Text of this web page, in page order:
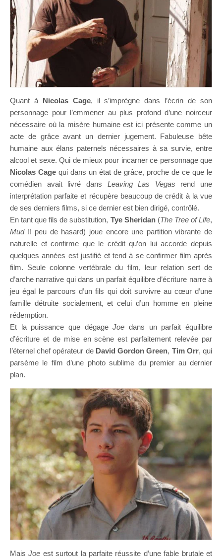
Quant à Nicolas Cage, il s’imprègne dans l’écrin de son
personnage pour l’emmener au plus profond d’une noirceur
nécessaire où la misère humaine est ici présente comme un
acte de grâce avant un dernier jugement. Fabuleuse bête
humaine aux élans paternels nécessaires à sa survie, entre
alcool et sexe. Qui de mieux pour incarner ce personnage que
Nicolas Cage qui dans un état de grâce, proche de ce que le
comédien avait livré dans Leaving Las Vegas rend une
interprétation parfaite et récupère beaucoup de crédit à la vue
de ses derniers films, si ce dernier est bien dirigé, contrôlé.
En tant que fils de substitution, Tye Sheridan(The Tree of Life,
Mud !! peu de hasard) joue encore une partition vibrante de
naturelle et confirme que le crédit qu’on lui accorde depuis
quelques années est justifié et tend à se confirmer film après
film. Seule colonne vertébrale du film, leur relation sert de
d’arche narrative qui dans un parfait équilibre d’écriture narre à
jeu égal le parcours d’un fils qui doit survivre au cœur d’une
famille détruite socialement, et celui d’un homme en pleine
rédemption.
Et la puissance que dégageJoe dans un parfait équilibre
d’écriture et de mise en scène est parfaitement relevée par
l’éternel chef opérateur de David Gordon Green, Tim Orr, qui
parsème le film d’une photo sublime du premier au dernier
plan.
MaisJoe est surtout la parfaite réussite d’une fable brutale et